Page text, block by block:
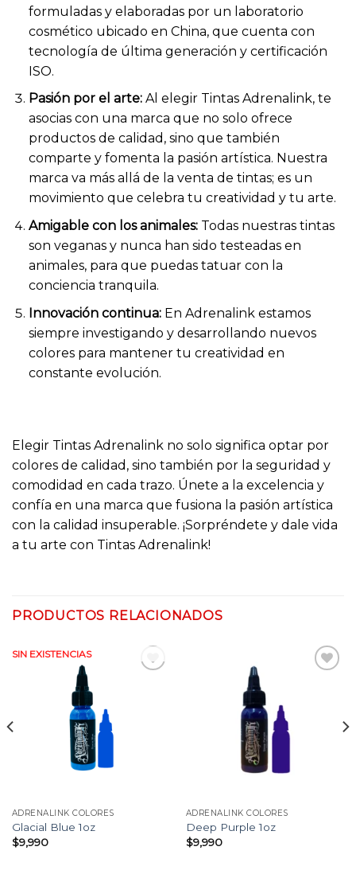
formuladas y elaboradas por un laboratorio
cosmético ubicado en China, que cuenta con
tecnología de última generación y certificación
ISO.
Pasión por el arte:Al elegir Tintas Adrenalink, te
asocias con una marca que no solo ofrece
productos de calidad, sino que también
comparte y fomenta la pasión artística. Nuestra
marca va más allá de la venta de tintas; es un
movimiento que celebra tu creatividad y tu arte.
Amigable con los animales:Todas nuestras tintas
son veganas y nunca han sido testeadas en
animales, para que puedas tatuar con la
conciencia tranquila.
Innovación continua:En Adrenalink estamos
siempre investigando y desarrollando nuevos
colores para mantener tu creatividad en
constante evolución.
Elegir Tintas Adrenalink no solo significa optar por
colores de calidad, sino también por la seguridad y
comodidad en cada trazo. Únete a la excelencia y
confía en una marca que fusiona la pasión artística
con la calidad insuperable. ¡Sorpréndete y dale vida
a tu arte con Tintas Adrenalink!
PRODUCTOS RELACIONADOS
SIN EXISTENCIAS
ADRENALINK COLORES
Glacial Blue 1oz
$9,990
ADRENALINK COLORES
Deep Purple 1oz
$9,990